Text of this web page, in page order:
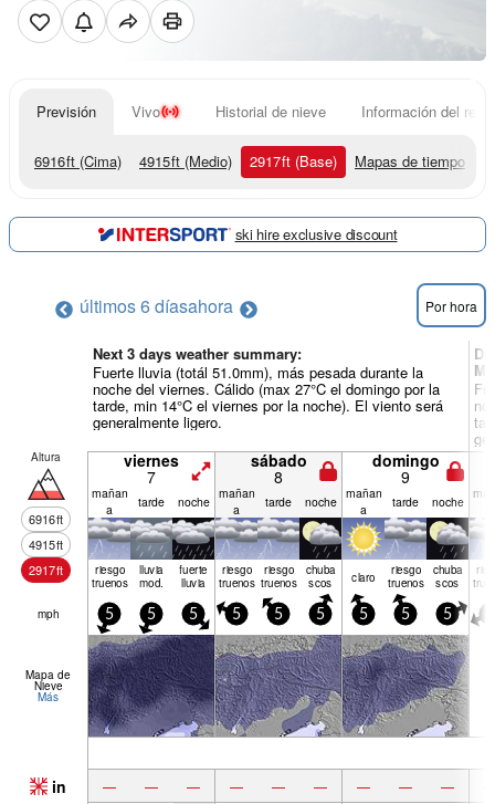
Previsión Vivo Historial de nieve Información del
6916ft (Cima) 4915ft (Medio) 2917ft (Base) Mapas de tiempo
ski hire exclusive discount
últimos 6 díasahora Por hora
Next 3 days weather summary:
Fuerte lluvia (totál 51.0mm), más pesada durante la
noche del viernes. Cálido (max 27°C el domingo por la
tarde, min 14°C el viernes por la noche). El viento será
generalmente ligero.
Altura
6916ft
4915ft
2917ft
viernes
7
sábado
8
domingo
9
mañan
a
tarde noche mañan
a
tarde noche mañan
a
tarde noche
riesgo
truenos
lluvia
mod.
fuerte
lluvia
riesgo
truenos
riesgo
truenos
chuba
scos claro riesgo
truenos
chuba
scos
mph 5 5 5 5 5 5 5 5 5
Mapa de
Nieve
Más
in — — — — — — — — —